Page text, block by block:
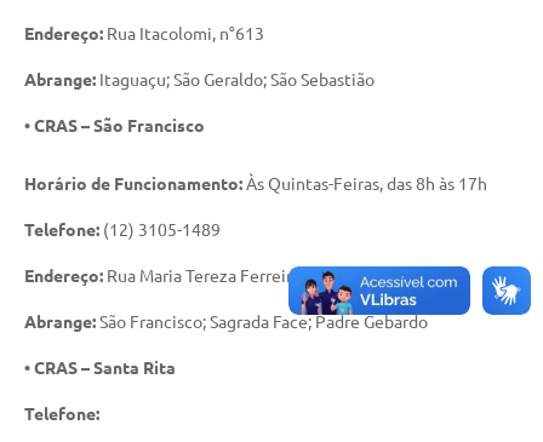
Endereço: Rua Itacolomi, n°613
Abrange: Itaguaçu; São Geraldo; São Sebastião
• CRAS – São Francisco
Horário de Funcionamento:Às Quintas-Feiras, das 8h às 17h
Telefone: (12) 3105-1489
Endereço: Rua Maria Tereza Ferreira, n° 164
Abrange:São Francisco; Sagrada Face; Padre Gebardo
• CRAS – Santa Rita
Telefone: